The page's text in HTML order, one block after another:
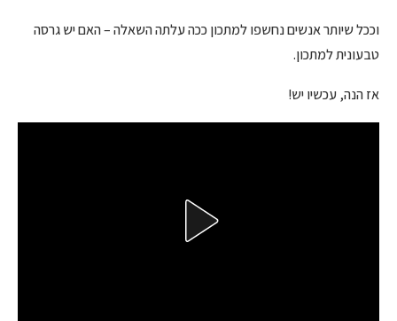
וככל שיותר אנשים נחשפו למתכון ככה עלתה השאלה – האם יש גרסה
טבעונית למתכון.
אז הנה, עכשיו יש!